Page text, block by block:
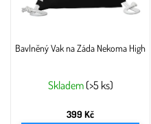
Bavlněný Vak na Záda Nekoma High
Skladem (>5 ks)
399 Kč